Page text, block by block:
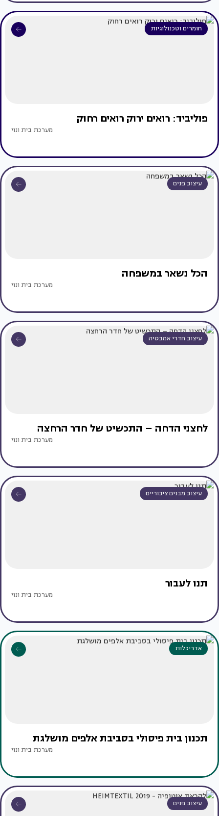
חומרים וטכנולוגיות
פוליביד: רואים ירוק רואים רחוק
מערכת בית ונוי
עיצוב פנים
הכל נשאר במשפחה
מערכת בית ונוי
עיצוב חדרי אמבטיה
לחצני הדחה – התכשיט של חדר הרחצה
מערכת בית ונוי
עיצוב מבנים ציבוריים
תנו לעבור
מערכת בית ונוי
אדריכלות
תכנון בית פיסולי בסביבת אלפים מושלגת
מערכת בית ונוי
עיצוב פנים